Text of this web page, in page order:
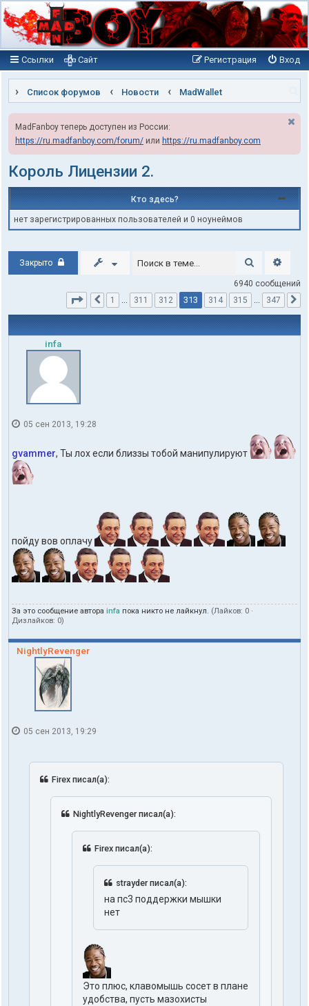
Ссылки Вход
Регистрация
Сайт
Список форумов Новости MadWallet
MadFanboy теперь доступен из России:
https://ru.madfanboy.com/forum/ или https://ru.madfanboy.com
Король Лицензии 2.
Кто здесь?
нет зарегистрированных пользователей и 0 ноунеймов
Закрыто Поиск
6940 сообщений
Страница
313из 347
Пред.
1 … 311 312 313 314 315 … 347
infa
05 сен 2013, 19:28
gvammer, Ты лох если близзы тобой манипулируют
пойду вов оплачу
За это сообщение автора infa пока никто не лайкнул. (Лайков: 0 ·
Дизлайков: 0)
NightlyRevenger
05 сен 2013, 19:29
Firex писал(а):
NightlyRevenger писал(а):
Firex писал(а):
strayder писал(а):
на пс3 поддержки мышки
нет
Это плюс, клавомышь сосет в плане
удобства, пусть мазохисты